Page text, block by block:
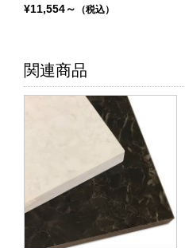
¥11,554～
（税込）
関連商品